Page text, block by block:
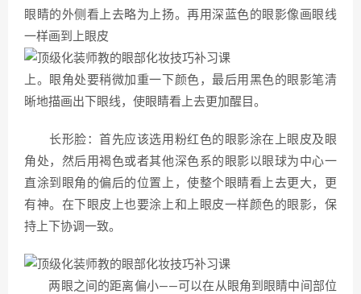
眼睛的外侧看上去略为上扬。再用深蓝色的眼影像画眼线
一样画到上眼皮
上。眼角处要稍微加重一下颜色，最后用黑色的眼影笔清
晰地描画出下眼线，使眼睛看上去更加醒目。
长形脸：首先应该选用粉红色的眼影涂在上眼皮及眼
角处，然后用褐色或者其他深色系的眼影以眼球为中心一
直涂到眼角的偏后的位置上，使整个眼睛看上去更大，更
有神。在下眼皮上也要涂上和上眼皮一样颜色的眼影，保
持上下协调一致。
两眼之间的距离偏小——可以在从眼角到眼睛中间部位